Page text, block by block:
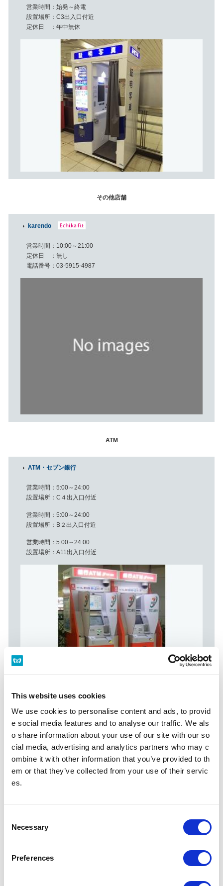
This website uses cookies
We use cookies to personalise content and ads, to provid
e social media features and to analyse our traffic. We als
o share information about your use of our site with our so
cial media, advertising and analytics partners who may c
ombine it with other information that you’ve provided to th
em or that they’ve collected from your use of their servic
es.
Necessary
Preferences
営業時間
始発～終電
設置場所
C3出入口付近
定休日
年中無休
その他店舗
karendo
営業時間
10:00～21:00
定休日
無し
電話番号
03-5915-4987
ATM
ATM・セブン銀行
営業時間
5:00～24:00
設置場所
C４出入口付近
営業時間
5:00～24:00
設置場所
B２出入口付近
営業時間
5:00～24:00
設置場所
A11出入口付近
ATM・みずほ銀行
営業時間
月 7:00～24:00
火～金 5:00～24:00
土 5:00～22:00
日 8:00～21:00